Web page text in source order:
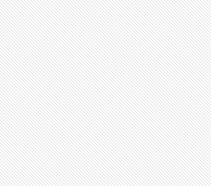
อินฟลูเอนเซอร์
ไลฟ์สไตล์
ความงาม
แฟชั่น
สุขภาพ